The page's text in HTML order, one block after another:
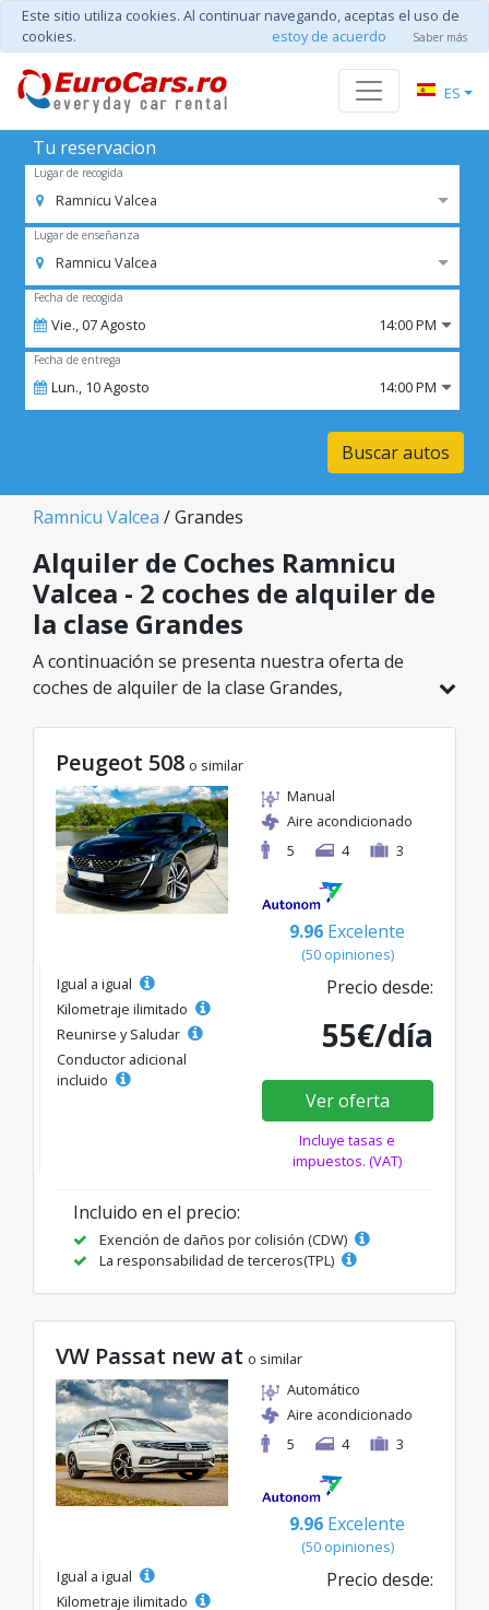
Este sitio utiliza cookies. Al continuar navegando, aceptas el uso de
cookies.
estoy de acuerdo Saber más
ES
Tu reservacion
Lugar de recogida
Ramnicu Valcea
Lugar de enseñanza
Ramnicu Valcea
Fecha de recogida
Vie.,07Agosto 14:00 PM
Fecha de entrega
Lun., 10Agosto 14:00 PM
Buscar autos
Ramnicu Valcea / Grandes
Alquiler de Coches Ramnicu
Valcea - 2 coches de alquiler de
la clase Grandes
A continuación se presenta nuestra oferta de
coches de alquiler de la clase Grandes,
modelo ideal de la categoría seleccionada, con
tarifas excelentes desde solo 55€/día.
Peugeot 508 o similar
Manual
Aire acondicionado
5
4 3
9.96 Excelente
(50 opiniones)
Igual a igual
Kilometraje ilimitado
Reunirse y Saludar
Conductor adicional
incluido
Precio desde:
55€/día
Ver oferta
Incluye tasas e
impuestos. (VAT)
Incluido en el precio:
Exención de daños por colisión (CDW)
La responsabilidad de terceros(TPL)
VW Passat new at o similar
Automático
Aire acondicionado
5
4 3
9.96 Excelente
(50 opiniones)
Igual a igual
Kilometraje ilimitado
Precio desde: